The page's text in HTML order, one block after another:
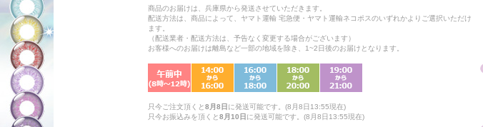
商品のお届けは、兵庫県から発送させていただきます。
配送方法は、商品によって、ヤマト運輸 宅急便・ヤマト運輸ネコポスのいずれかよりご選択いただけ
ます。
（配送業者・配送方法は、予告なく変更する場合がございます）
お客様へのお届けは離島など一部の地域を除き、1~2日後のお届けとなります。
只今ご注文頂くと8月8日 に発送可能です。(8月8日13:55現在)
只今お振込みを頂くと8月10日 に発送可能です。(8月8日13:55現在)